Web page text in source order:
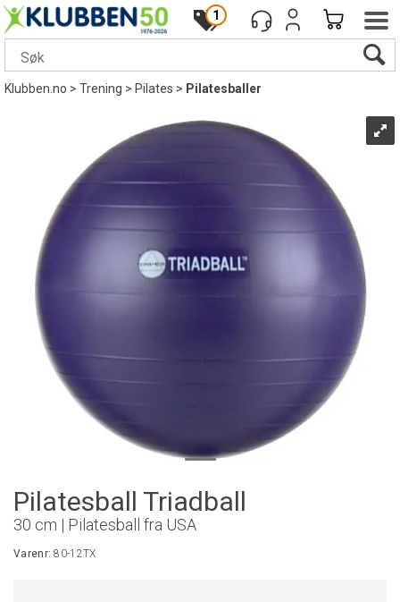
1
Klubben.no>Trening>Pilates> Pilatesballer
Pilatesball Triadball
30 cm | Pilatesball fra USA
Varenr:80-12TX